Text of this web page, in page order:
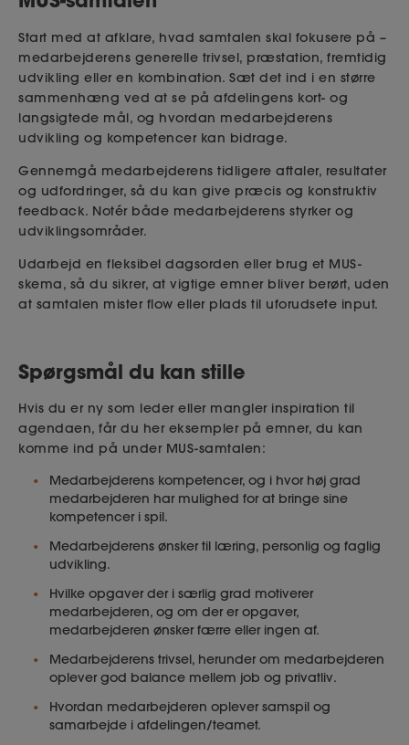
Start med at afklare, hvad samtalen skal fokusere på –
medarbejderens generelle trivsel, præstation, fremtidig
udvikling eller en kombination. Sæt det ind i en større
sammenhæng ved at se på afdelingens kort- og
langsigtede mål, og hvordan medarbejderens
udvikling og kompetencer kan bidrage.
Gennemgå medarbejderens tidligere aftaler, resultater
og udfordringer, så du kan give præcis og konstruktiv
feedback. Notér både medarbejderens styrker og
udviklingsområder.
Udarbejd en fleksibel dagsorden eller brug et MUS-
skema, så du sikrer, at vigtige emner bliver berørt, uden
at samtalen mister flow eller plads til uforudsete input.
Spørgsmål du kan stille
Hvis du er ny som leder eller mangler inspiration til
agendaen, får du her eksempler på emner, du kan
komme ind på under MUS-samtalen:
Medarbejderens kompetencer, og i hvor høj grad
medarbejderen har mulighed for at bringe sine
kompetencer i spil.
Medarbejderens ønsker til læring, personlig og faglig
udvikling.
Hvilke opgaver der i særlig grad motiverer
medarbejderen, og om der er opgaver,
medarbejderen ønsker færre eller ingen af.
Medarbejderens trivsel, herunder om medarbejderen
oplever god balance mellem job og privatliv.
Hvordan medarbejderen oplever samspil og
samarbejde i afdelingen/teamet.